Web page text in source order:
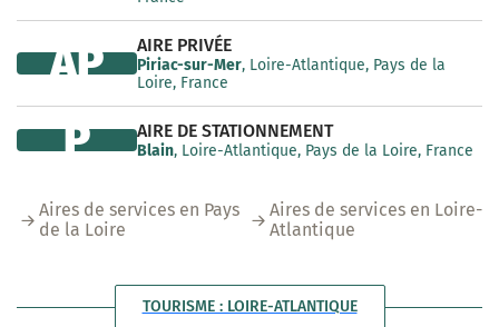
AIRE PRIVÉE
Piriac-sur-Mer, Loire-Atlantique, Pays de la
Loire, France
AP
AIRE DE STATIONNEMENT
Blain, Loire-Atlantique, Pays de la Loire, France
P
Aires de services en Pays
de la Loire
Aires de services en Loire-
Atlantique
TOURISME : LOIRE-ATLANTIQUE